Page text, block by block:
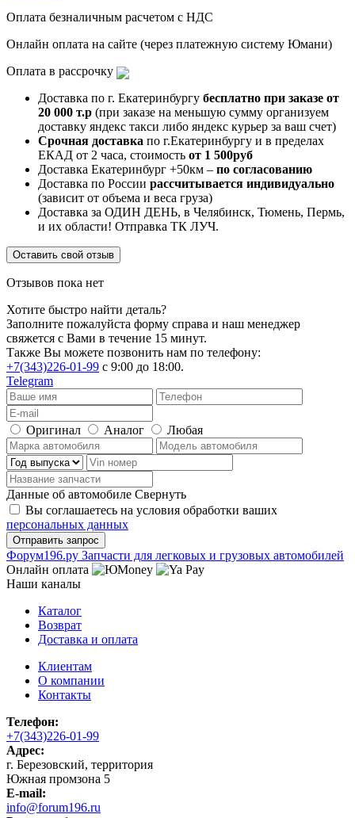
Оплата безналичным расчетом с НДС
Онлайн оплата на сайте (через платежную систему Юмани)
Оплата в рассрочку
Доставка по г. Екатеринбургу бесплатно при заказе от
20 000 т.р (при заказе на меньшую сумму организуем
доставку яндекс такси либо яндекс курьер за ваш счет)
Срочная доставка по г.Екатеринбургу и в пределах
ЕКАД от 2 часа, стоимость от 1 500руб
Доставка Екатеринбург +50км – по согласованию
Доставка по России рассчитывается индивидуально
(зависит от объема и веса груза)
Доставка за ОДИН ДЕНЬ, в Челябинск, Тюмень, Пермь,
и их области! Отправка ТК ЛУЧ.
Оставить свой отзыв
Отзывов пока нет
Хотите быстро найти деталь?
Заполните пожалуйста форму справа и наш менеджер
свяжется с Вами в течение 15 минут.
Также Вы можете позвонить нам по телефону:
+7(343)226-01-99 с 9:00 до 18:00.
Telegram
Оригинал Аналог Любая
Данные об автомобиле Свернуть
Вы соглашаетесь на условия обработки ваших
персональных данных
Фoрум196.ру Запчасти для легковых и грузовых автомобилей
Онлайн оплата
Наши каналы
Каталог
Возврат
Доставка и оплата
Клиентам
О компании
Контакты
Телефон:
+7(343)226-01-99
Адрес:
г. Березовский, территория
Южная промзона 5
E-mail:
info@forum196.ru